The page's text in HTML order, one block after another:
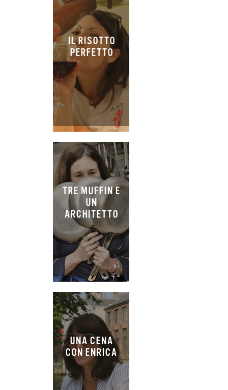
IL RISOTTO
PERFETTO
TRE MUFFIN E
UN
ARCHITETTO
UNA CENA
CON ENRICA